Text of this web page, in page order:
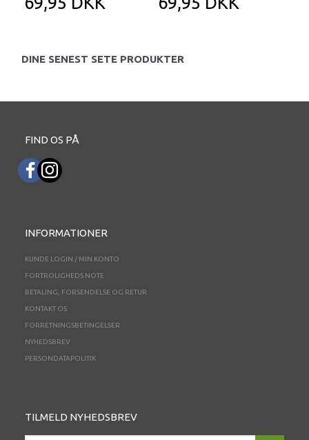
DINE SENEST SETE PRODUKTER
FIND OS PÅ
INFORMATIONER
KUNDE LOGIN / MIN KONTO
FORTROLIGHEDS NOTE
BETALING, FORSENDELSE OG RETUR
KONTAKT OS
FORRETNINGSBETINGELSER
NYHEDSBREV
PERSONDATAPOLITIK
TILMELD NYHEDSBREV